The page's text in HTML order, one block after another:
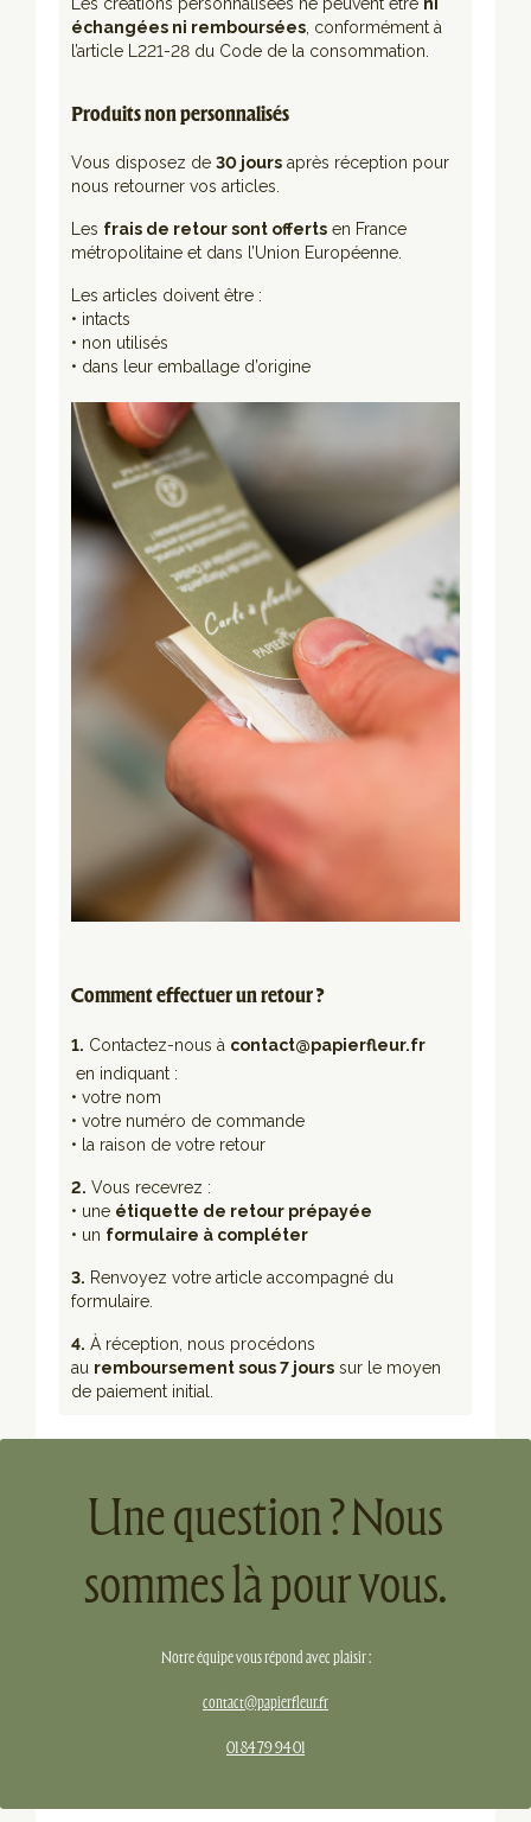
Les créations personnalisées ne peuvent être ni
échangées ni remboursées, conformément à
l’article L221-28 du Code de la consommation.
Produits non personnalisés
Vous disposez de 30 jours après réception pour
nous retourner vos articles.
Les frais de retour sont offerts en France
métropolitaine et dans l’Union Européenne.
Les articles doivent être :
• intacts
• non utilisés
• dans leur emballage d’origine
Comment effectuer un retour ?
1. Contactez-nous à contact@papierfleur.fr
en indiquant :
• votre nom
• votre numéro de commande
• la raison de votre retour
2. Vous recevrez :
• une étiquette de retour prépayée
• un formulaire à compléter
3. Renvoyez votre article accompagné du
formulaire.
4. À réception, nous procédons
au remboursement sous 7 jours sur le moyen
de paiement initial.
Une question ? Nous
sommes là pour vous.
Notre équipe vous répond avec plaisir :
contact@papierfleur.fr
01 84 79 94 01